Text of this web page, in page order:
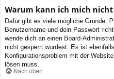
Warum kann ich mich
Dafür gibt es viele mögliche Gründe.
Benutzername und dein Passwort
wende dich an einen Board-
nicht gesperrt wurdest. Es ist
Konfigurationsproblem mit der
lösen muss.
Nach oben